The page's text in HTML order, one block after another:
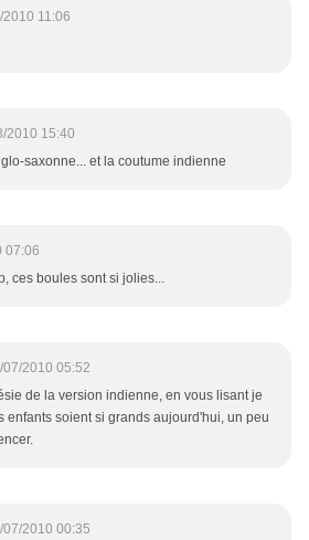
11:06
2010 15:40
saxonne... et la coutume indienne
07:06
ces boules sont si jolies...
07/2010 05:52
de la version indienne, en vous lisant je
enfants soient si grands aujourd'hui, un peu
07/2010 00:35